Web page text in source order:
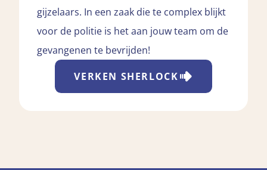
gijzelaars. In een zaak die te complex blijkt
voor de politie is het aan jouw team om de
gevangenen te bevrijden!
VERKEN SHERLOCK